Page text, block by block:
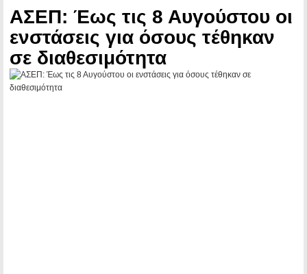
ΑΣΕΠ: Έως τις 8 Αυγούστου οι
ενστάσεις για όσους τέθηκαν
σε διαθεσιμότητα